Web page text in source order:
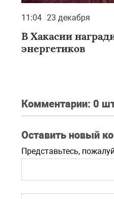
11:04 23 декабря
В Хакасии
энергетиков
Комментарии: 0
Оставить новый
Представьтесь,